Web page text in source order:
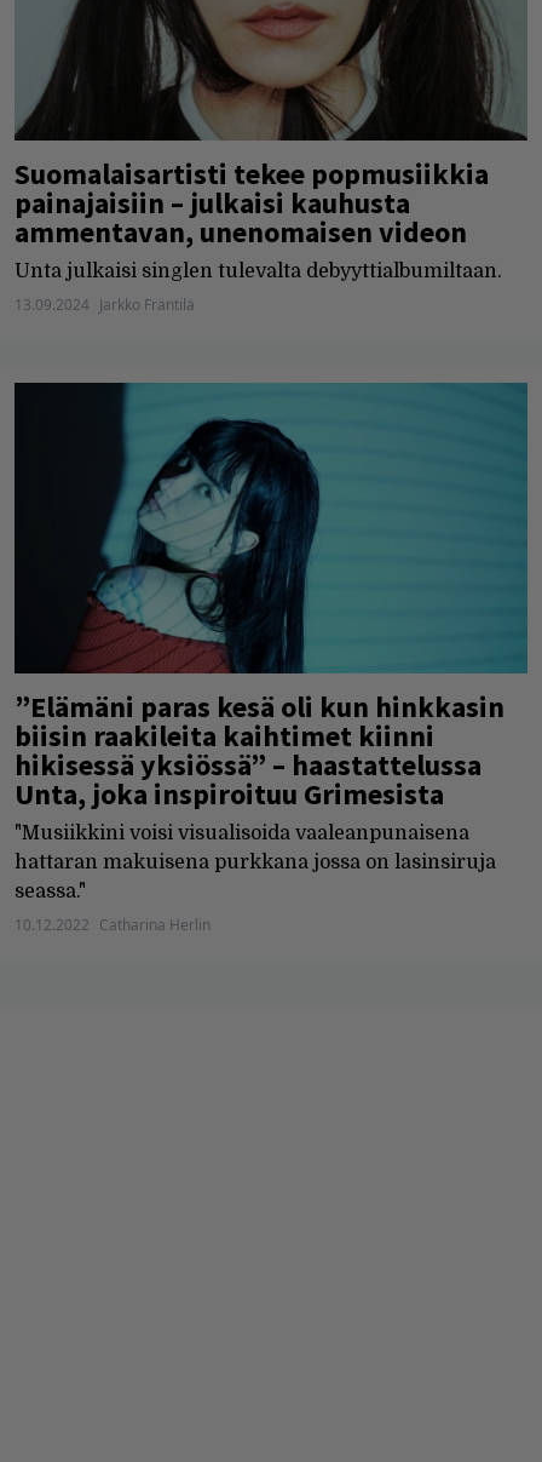
Suomalaisartisti tekee popmusiikkia
painajaisiin – julkaisi kauhusta
ammentavan, unenomaisen videon
Unta julkaisi singlen tulevalta debyyttialbumiltaan.
13.09.2024 Jarkko Fräntilä
”Elämäni paras kesä oli kun hinkkasin
biisin raakileita kaihtimet kiinni
hikisessä yksiössä” – haastattelussa
Unta, joka inspiroituu Grimesista
"Musiikkini voisi visualisoida vaaleanpunaisena
hattaran makuisena purkkana jossa on lasinsiruja
seassa."
10.12.2022 Catharina Herlin